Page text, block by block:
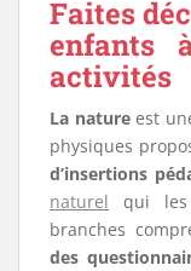
Faites
enfants
activités
La natureest
physiques
d’insertions
naturel qui les
branches
des